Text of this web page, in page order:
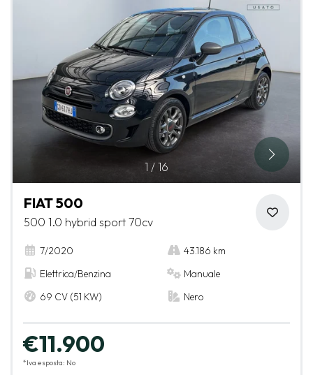
1 / 16
FIAT 500
500 1.0 hybrid sport 70cv
7/2020
43.186 km
Elettrica/Benzina
Manuale
69 CV (51 KW)
Nero
€11.900
*Iva esposta: No